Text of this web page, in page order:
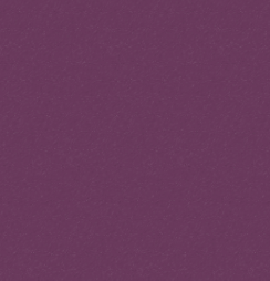
réuni 84 plates-
dizaines
31 janvier à
le campus de
première
était consacrée
vie. Elle a révélé
technologique de
Saclay et de